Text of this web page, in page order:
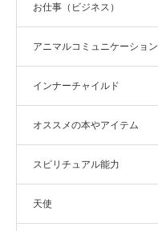
お仕事（ビジネス）
アニマルコミュニケーション
インナーチャイルド
オススメの本やアイテム
スピリチュアル能力
天使